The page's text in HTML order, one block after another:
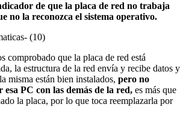
de que la placa de red no trabaja
no la reconozca el sistema operativo.
comprobado que la placa de red está
la estructura de la red envía y recibe datos y
misma están bien instalados, pero no
esa PC con las demás de la red, es más que
la placa, por lo que toca reemplazarla por